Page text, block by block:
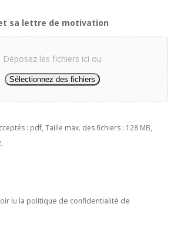
sa lettre de motivation
Déposez les fichiers ici ou
Sélectionnez des fichiers
: pdf, Taille max. des fichiers : 128 MB,
lu la politique de confidentialité de